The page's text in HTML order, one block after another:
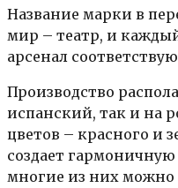
Название марки в
мир – театр, и
арсенал
Производство
испанский, так и на
цветов – красного и
создает
многие из них можно